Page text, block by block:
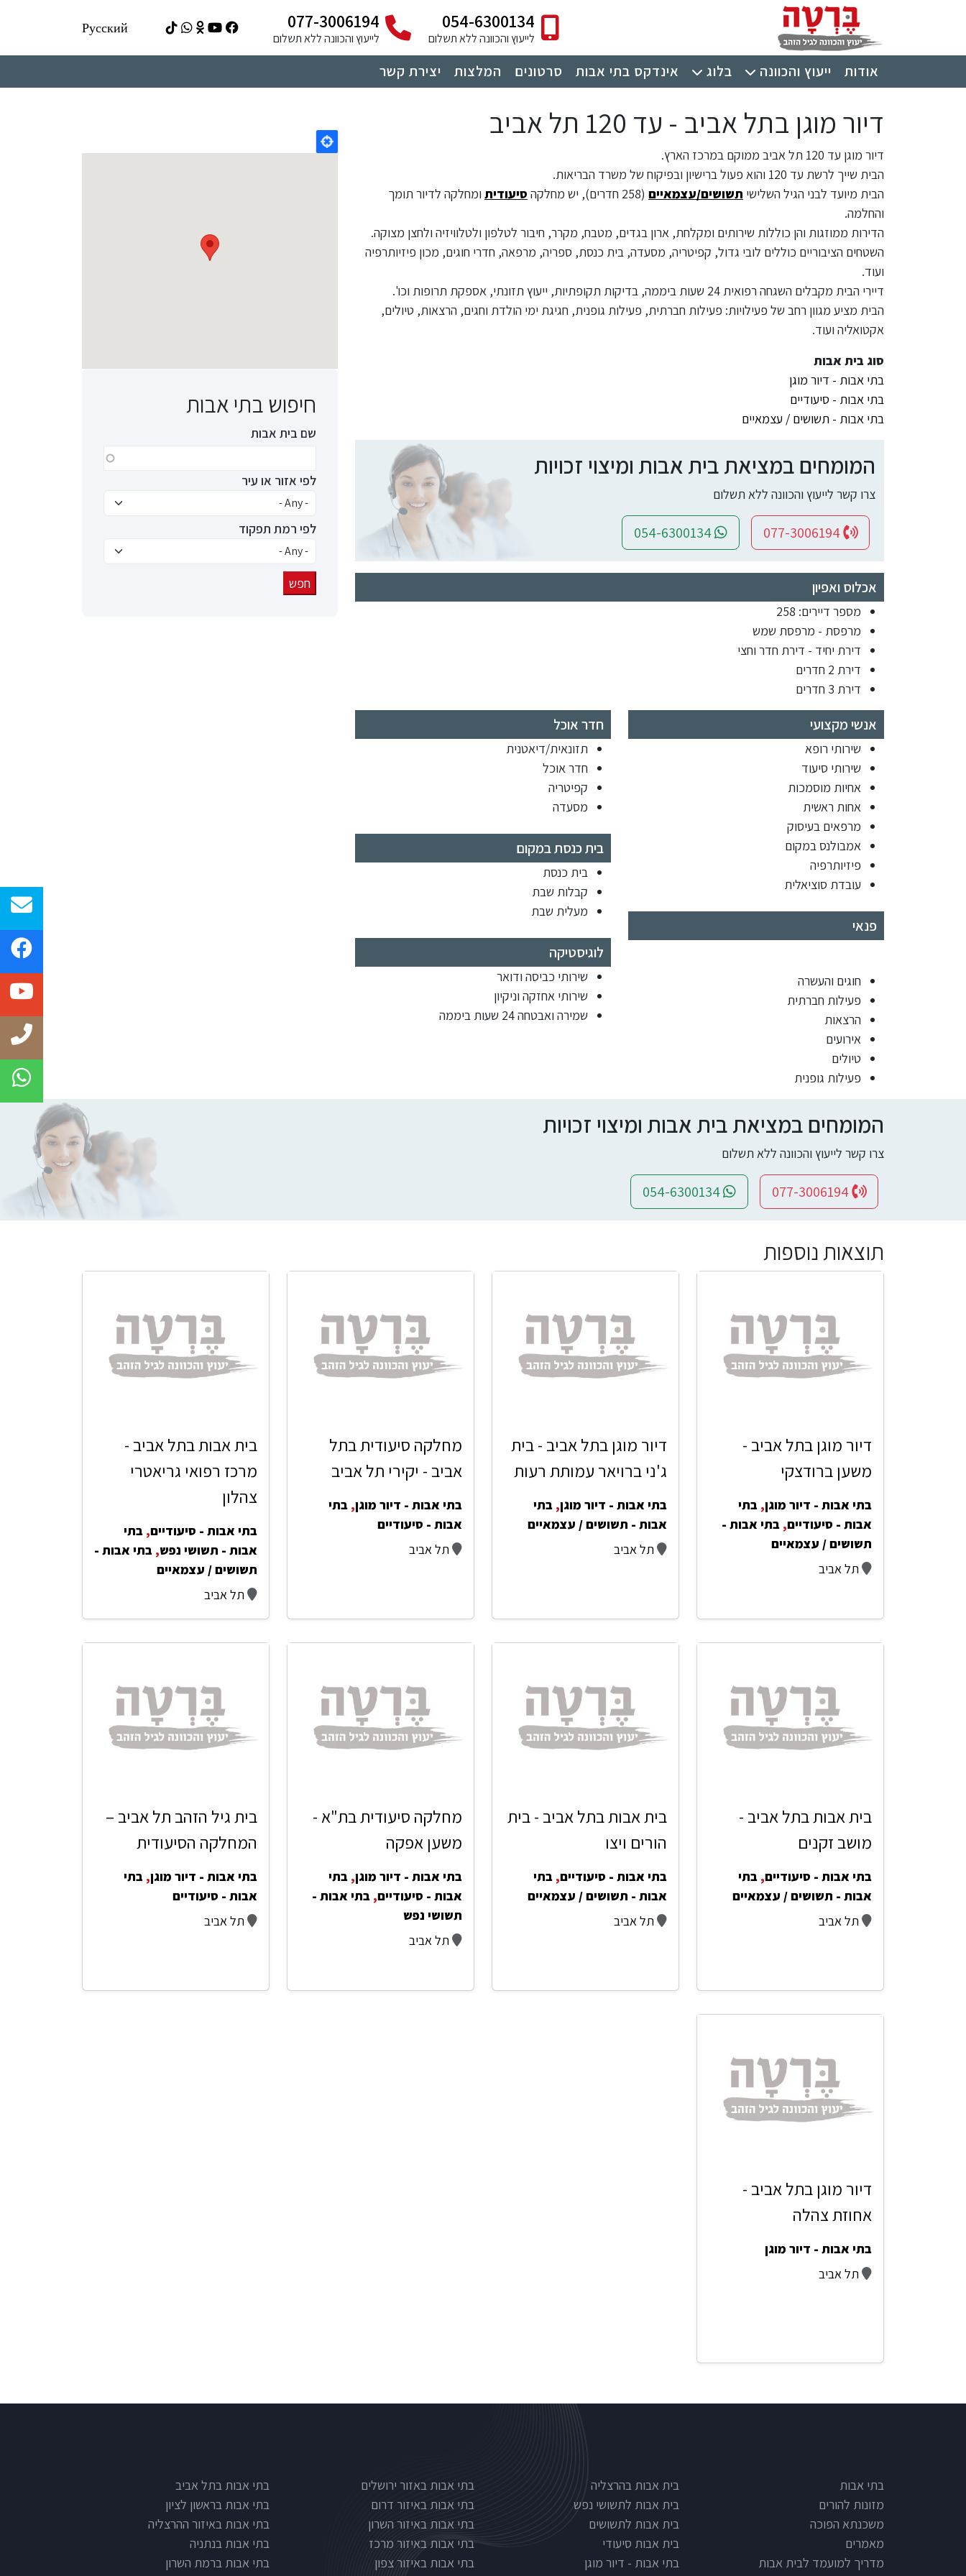
054-6300134
לייעוץ והכוונה ללא תשלום
077-3006194
לייעוץ והכוונה ללא תשלום
Русский
תפריט ראשי
אודות ייעוץ והכוונה בלוג אינדקס בתי אבות סרטונים המלצות יצירת קשר
דיור מוגן בתל אביב - עד 120 תל אביב
דיור מוגן עד 120 תל אביב ממוקם במרכז הארץ.
הבית שייך לרשת עד 120 והוא פעול ברישיון ובפיקוח של משרד הבריאות.
הבית מיועד לבני הגיל השלישי תשושים/עצמאיים (258 חדרים), יש מחלקה סיעודיתומחלקה לדיור תומך
והחלמה.
הדירות ממוזגות והן כוללות שירותים ומקלחת, ארון בגדים, מטבח, מקרר, חיבור לטלפון ולטלוויזיה ולחצן מצוקה.
השטחים הציבוריים כוללים לובי גדול, קפיטריה, מסעדה, בית כנסת, ספריה, מרפאה, חדרי חוגים, מכון פיזיותרפיה
ועוד.
דיירי הבית מקבלים השגחה רפואית 24 שעות ביממה, בדיקות תקופתיות, ייעוץ תזונתי, אספקת תרופות וכו'.
הבית מציע מגוון רחב של פעילויות: פעילות חברתית, פעילות גופנית, חגיגת ימי הולדת וחגים, הרצאות, טיולים,
אקטואליה ועוד.
סוג בית אבות
בתי אבות - דיור מוגן
בתי אבות - סיעודיים
בתי אבות - תשושים / עצמאיים
המומחים במציאת בית אבות ומיצוי זכויות
צרו קשר לייעוץ והכוונה ללא תשלום
אכלוס ואפיון
מספר דיירים: 258
מרפסת - מרפסת שמש
דירת יחיד - דירת חדר וחצי
דירת 2 חדרים
דירת 3 חדרים
חדר אוכל
תזונאית/דיאטנית
חדר אוכל
קפיטריה
מסעדה
אנשי מקצועי
שירותי רופא
שירותי סיעוד
אחיות מוסמכות
אחות ראשית
מרפאים בעיסוק
אמבולנס במקום
פיזיותרפיה
עובדת סוציאלית
בית כנסת במקום
בית כנסת
קבלות שבת
מעלית שבת
פנאי
חוגים והעשרה
פעילות חברתית
הרצאות
אירועים
טיולים
פעילות גופנית
לוגיסטיקה
שירותי כביסה ודואר
שירותי אחזקה וניקיון
שמירה ואבטחה 24 שעות ביממה
חיפוש בתי אבות
שם בית אבות
לפי אזור או עיר
לפי רמת תפקוד
המומחים במציאת בית אבות ומיצוי זכויות
צרו קשר לייעוץ והכוונה ללא תשלום
תוצאות נוספות
דיור מוגן בתל אביב -
משען ברודצקי
בתי אבות - דיור מוגן, בתי
אבות - סיעודיים, בתי אבות -
תשושים / עצמאיים
תל אביב
דיור מוגן בתל אביב - בית
ג'ני ברויאר עמותת רעות
בתי אבות - דיור מוגן, בתי
אבות - תשושים / עצמאיים
תל אביב
מחלקה סיעודית בתל
אביב - יקירי תל אביב
בתי אבות - דיור מוגן, בתי
אבות - סיעודיים
תל אביב
בית אבות בתל אביב -
מרכז רפואי גריאטרי
צהלון
בתי אבות - סיעודיים, בתי
אבות - תשושי נפש, בתי אבות -
תשושים / עצמאיים
תל אביב
בית אבות בתל אביב -
מושב זקנים
בתי אבות - סיעודיים, בתי
אבות - תשושים / עצמאיים
תל אביב
בית אבות בתל אביב - בית
הורים ויצו
בתי אבות - סיעודיים, בתי
אבות - תשושים / עצמאיים
תל אביב
מחלקה סיעודית בת"א -
משען אפקה
בתי אבות - דיור מוגן, בתי
אבות - סיעודיים, בתי אבות -
תשושי נפש
תל אביב
בית גיל הזהב תל אביב –
המחלקה הסיעודית
בתי אבות - דיור מוגן, בתי
אבות - סיעודיים
תל אביב
דיור מוגן בתל אביב -
אחוזת צהלה
בתי אבות - דיור מוגן
תל אביב
Footer
בתי אבות
מזונות להורים
משכנתא הפוכה
מאמרים
מדריך למועמד לבית אבות
Nursinghouse type
בית אבות בהרצליה
בית אבות לתשושי נפש
בית אבות לתשושים
בית אבות סיעודי
בתי אבות - דיור מוגן
בתי אבות לפי אזורים
בתי אבות באזור ירושלים
בתי אבות באיזור דרום
בתי אבות באיזור השרון
בתי אבות באיזור מרכז
בתי אבות באיזור צפון
בתי אבות בתל אביב
בתי אבות בראשון לציון
בתי אבות באיזור ההרצליה
בתי אבות בנתניה
בתי אבות ברמת השרון